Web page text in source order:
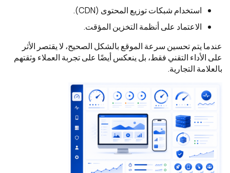
استخدام شبكات توزيع المحتوى (CDN).
الاعتماد على أنظمة التخزين المؤقت.
عندما يتم تحسين سرعة الموقع بالشكل الصحيح، لا يقتصر الأثر
على الأداء التقني فقط، بل ينعكس أيضًا على تجربة العملاء وثقتهم
بالعلامة التجارية.